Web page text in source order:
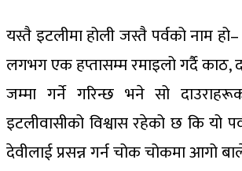
यस्तै इटलीमा होली जस्तै पर्वको नाम हो–
लगभग एक हप्तासम्म रमाइलो गर्दै काठ,
जम्मा गर्ने गरिन्छ भने सो
इटलीवासीको विश्वास रहेको छ कि यो
देवीलाई प्रसन्न गर्न चोक चोकमा आगो